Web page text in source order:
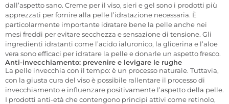
dall’aspetto sano. Creme per il viso, sieri e gel sono i prodotti più
apprezzati per fornire alla pelle l’idratazione necessaria. È
particolarmente importante idratare bene la pelle anche nei
mesi freddi per evitare secchezza e sensazione di tensione. Gli
ingredienti idratanti come l’acido ialuronico, la glicerina e l’aloe
vera sono efficaci per idratare la pelle e donarle un aspetto fresco.
Anti-invecchiamento: prevenire e levigare le rughe
La pelle invecchia con il tempo: è un processo naturale. Tuttavia,
con la giusta cura del viso è possibile rallentare il processo di
invecchiamento e influenzare positivamente l’aspetto della pelle.
I prodotti anti-età che contengono principi attivi come retinolo,